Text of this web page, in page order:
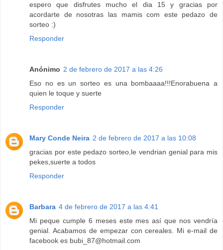
espero que disfrutes mucho el dia 15 y gracias por
acordarte de nosotras las mamis com este pedazo de
sorteo :)
Responder
Anónimo 2 de febrero de 2017 a las 4:26
Eso no es un sorteo es una bombaaaa!!!Enorabuena a
quien le toque y suerte
Responder
Mary Conde Neira 2 de febrero de 2017 a las 10:08
gracias por este pedazo sorteo,le vendrian genial para mis
pekes,suerte a todos
Responder
Barbara 4 de febrero de 2017 a las 4:41
Mi peque cumple 6 meses este mes así que nos vendría
genial. Acabamos de empezar con cereales. Mi e-mail de
facebook es bubi_87@hotmail.com